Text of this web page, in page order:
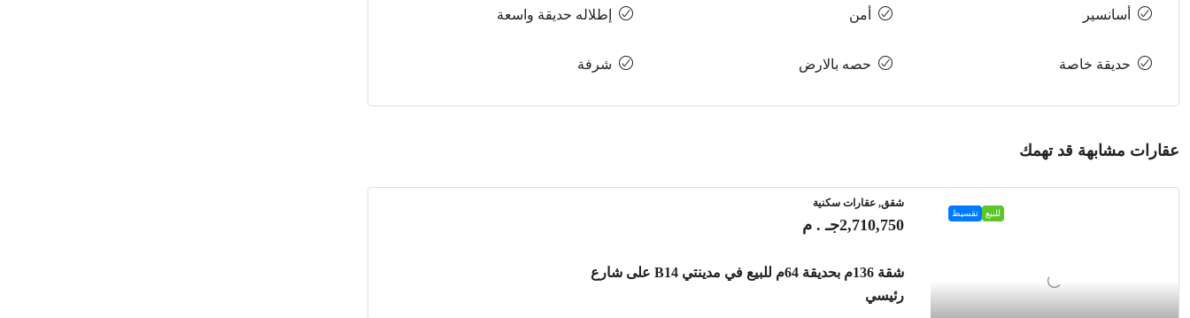
أسانسير أمن إطلاله حديقة واسعة
حديقة خاصة حصه بالارض شرفة
عقارات مشابهة قد تهمك
للبيع تقسيط
شقق, عقارات سكنية
2,710,750جـ . م
شقة 136م بحديقة 64م للبيع في مدينتي B14 على شارع
رئيسي